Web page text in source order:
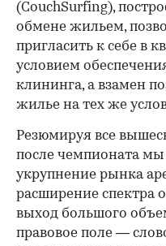
(CouchSurfing),
обмене жильем,
пригласить к себе в
условием
клининга, а взамен
жилье на тех же
Резюмируя все
после чемпионата
укрупнение рынка
расширение спектра
выход большого
правовое поле —